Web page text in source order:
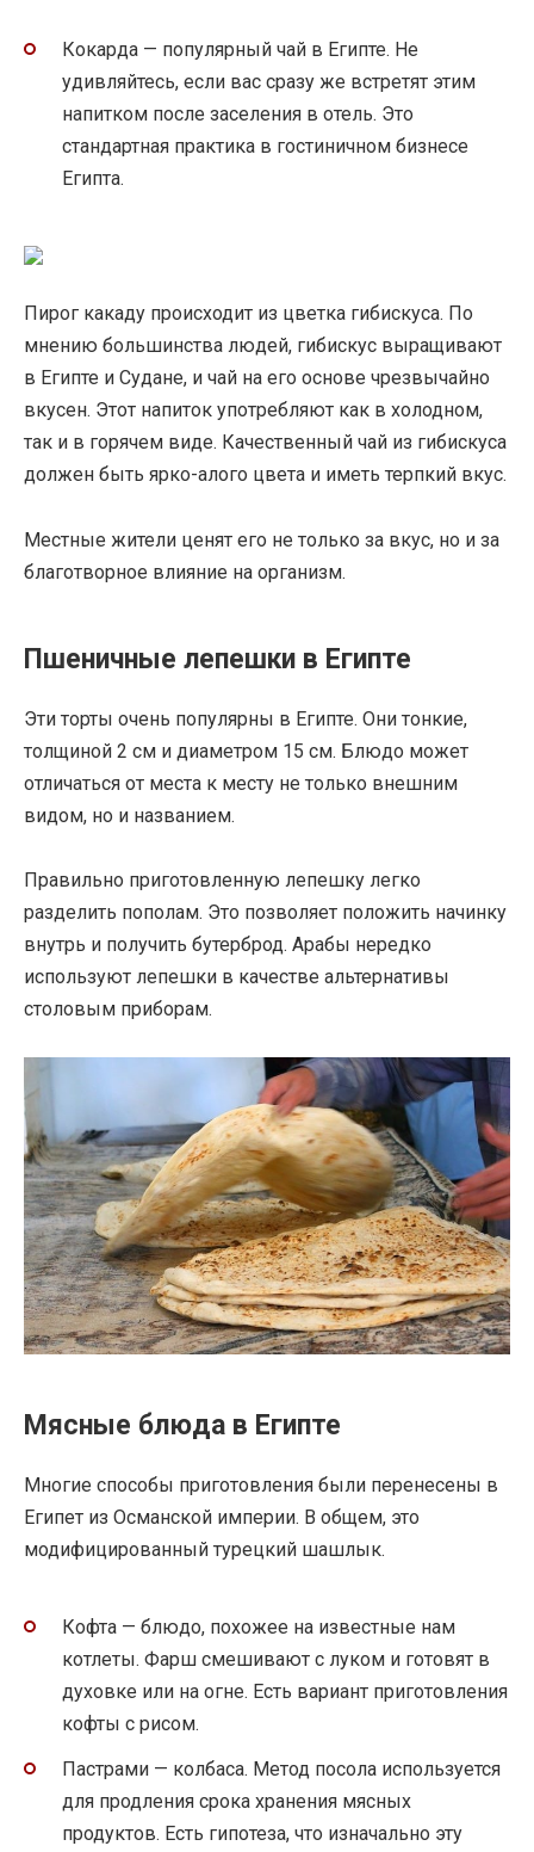
Кокарда — популярный чай в Египте. Не
удивляйтесь, если вас сразу же встретят этим
напитком после заселения в отель. Это
стандартная практика в гостиничном бизнесе
Египта.
Пирог какаду происходит из цветка гибискуса. По
мнению большинства людей, гибискус выращивают
в Египте и Судане, и чай на его основе чрезвычайно
вкусен. Этот напиток употребляют как в холодном,
так и в горячем виде. Качественный чай из гибискуса
должен быть ярко-алого цвета и иметь терпкий вкус.
Местные жители ценят его не только за вкус, но и за
благотворное влияние на организм.
Пшеничные лепешки в Египте
Эти торты очень популярны в Египте. Они тонкие,
толщиной 2 см и диаметром 15 см. Блюдо может
отличаться от места к месту не только внешним
видом, но и названием.
Правильно приготовленную лепешку легко
разделить пополам. Это позволяет положить начинку
внутрь и получить бутерброд. Арабы нередко
используют лепешки в качестве альтернативы
столовым приборам.
Мясные блюда в Египте
Многие способы приготовления были перенесены в
Египет из Османской империи. В общем, это
модифицированный турецкий шашлык.
Кофта — блюдо, похожее на известные нам
котлеты. Фарш смешивают с луком и готовят в
духовке или на огне. Есть вариант приготовления
кофты с рисом.
Пастрами — колбаса. Метод посола используется
для продления срока хранения мясных
продуктов. Есть гипотеза, что изначально эту